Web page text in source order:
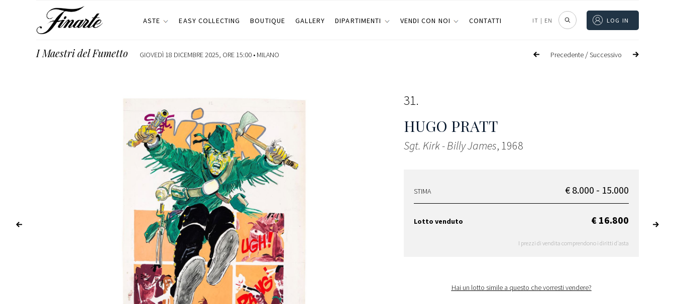
ASTE EASY COLLECTING BOUTIQUE GALLERY DIPARTIMENTI VENDI CON NOI CONTATTI IT | EN LOG IN
Precedente /Successivo
I Maestri del Fumetto GIOVEDÌ 18 DICEMBRE 2025, ORE 15:00 • MILANO
31
HUGO PRATT
Sgt. Kirk - Billy James, 1968
STIMA € 8.000 - 15.000
Lotto venduto € 16.800
I prezzi di vendita comprendono i diritti d'asta
Hai un lotto simile a questo che vorresti vendere?